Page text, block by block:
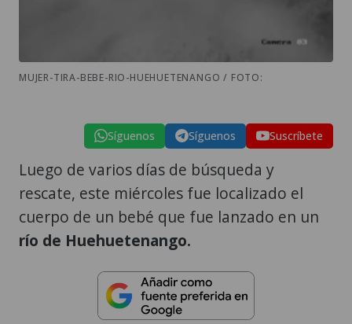
MUJER-TIRA-BEBE-RIO-HUEHUETENANGO / FOTO:
Síguenos Síguenos Suscríbete
Luego de varios días de búsqueda y
rescate, este miércoles fue localizado el
cuerpo de un bebé que fue lanzado en un
río de Huehuetenango.